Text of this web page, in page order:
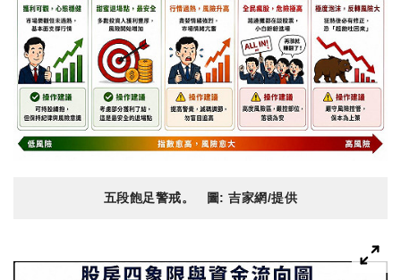
五段飽足警戒。 圖: 吉家網/提供